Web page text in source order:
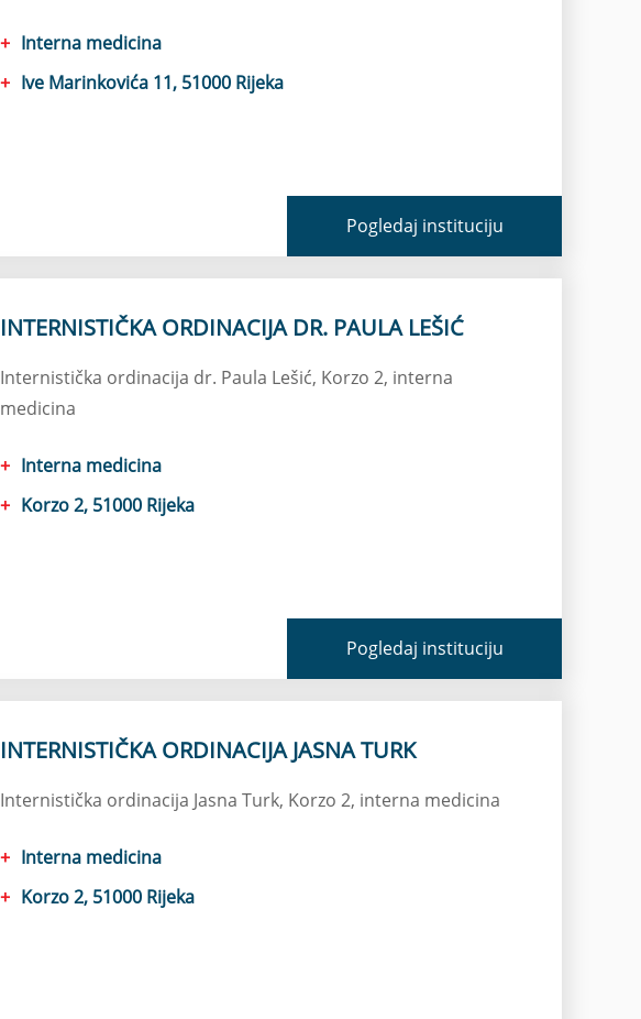
Interna medicina
Ive Marinkovića 11, 51000 Rijeka
Pogledaj instituciju
INTERNISTIČKA ORDINACIJA DR. PAULA LEŠIĆ
Internistička ordinacija dr. Paula Lešić, Korzo 2, interna
medicina
Interna medicina
Korzo 2, 51000 Rijeka
Pogledaj instituciju
INTERNISTIČKA ORDINACIJA JASNA TURK
Internistička ordinacija Jasna Turk, Korzo 2, interna medicina
Interna medicina
Korzo 2, 51000 Rijeka